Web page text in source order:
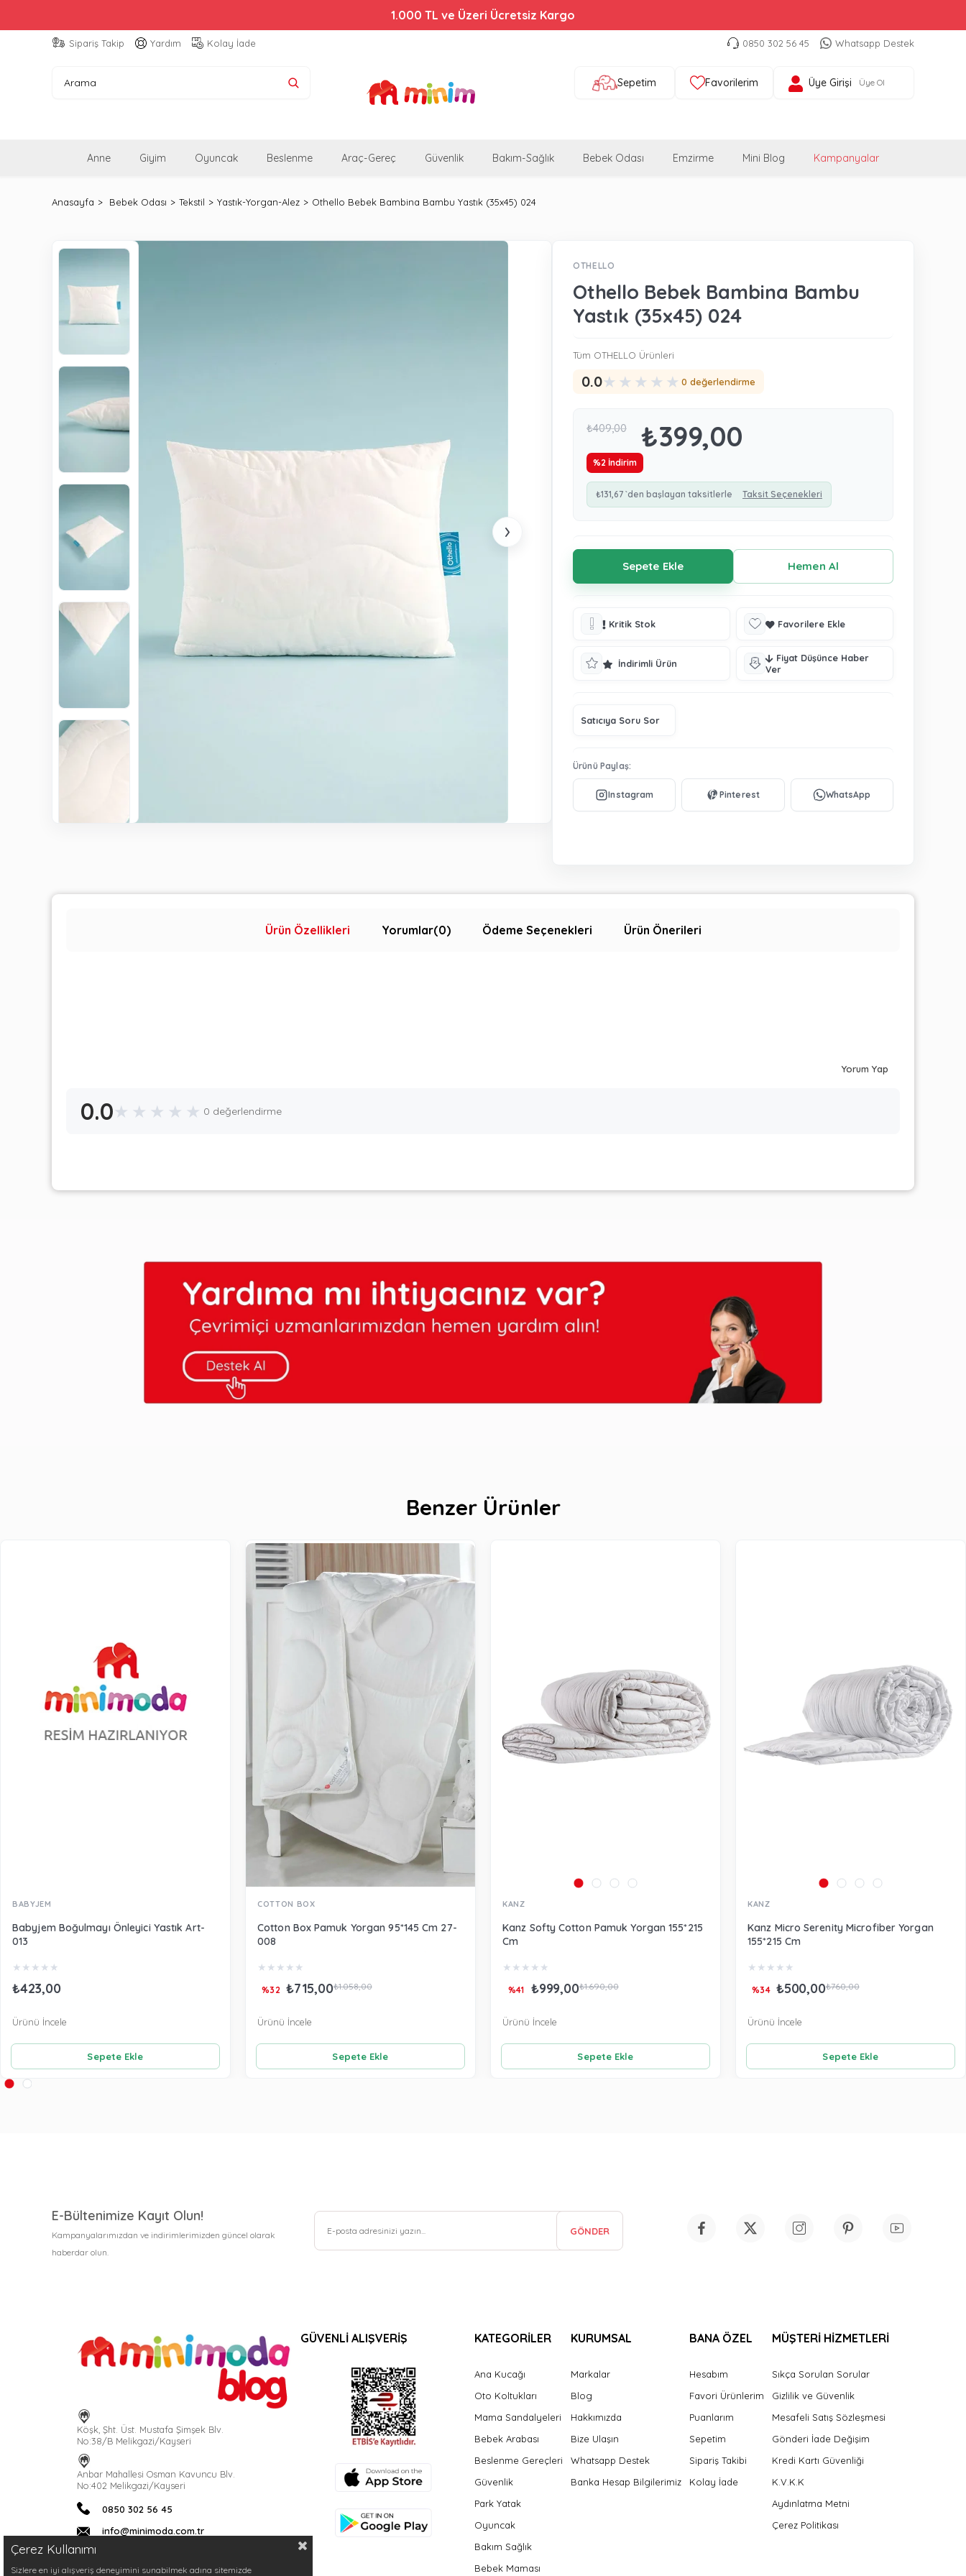
1.000 TL ve Üzeri Ücretsiz Kargo
Sipariş Takip Yardım Kolay İade 0850 302 56 45 Whatsapp Destek
Sepetim Favorilerim Üye Girişi Üye Ol
Anne Giyim Oyuncak Beslenme Araç-Gereç Güvenlik Bakım-Sağlık Bebek Odası Emzirme Mini Blog Kampanyalar
Anasayfa Bebek Odası Tekstil Yastık-Yorgan-Alez Othello Bebek Bambina Bambu Yastık (35x45) 024
›
OTHELLO
Othello Bebek Bambina Bambu
Yastık (35x45) 024
Tüm OTHELLO Ürünleri
0.0★ ★ ★ ★ ★ 0 değerlendirme
₺409,00 ₺399,00
%2 İndirim
₺131,67 `den başlayan taksitlerle Taksit Seçenekleri
Kritik Stok Favorilere Ekle
İndirimli Ürün
Fiyat Düşünce Haber
Ver
Satıcıya Soru Sor
Ürünü Paylaş:
Ürün Özellikleri Yorumlar(0) Ödeme Seçenekleri Ürün Önerileri
Yorum Yap
0.0★ ★ ★ ★ ★ 0 değerlendirme
Benzer Ürünler
BABYJEM
Babyjem Boğulmayı Önleyici Yastık Art-
013
★ ★ ★ ★ ★
₺423,00
Sepete Ekle
Ürünü İncele
COTTON BOX
Cotton Box Pamuk Yorgan 95*145 Cm 27-
008
★ ★ ★ ★ ★
₺715,00₺1.058,00
%32
Sepete Ekle
Ürünü İncele
KANZ
Kanz Softy Cotton Pamuk Yorgan 155*215
Cm
★ ★ ★ ★ ★
₺999,00₺1.690,00
%41
Sepete Ekle
Ürünü İncele
KANZ
Kanz Micro Serenity Microfiber Yorgan
155*215 Cm
★ ★ ★ ★ ★
₺500,00₺760,00
%34
Sepete Ekle
Ürünü İncele
E-Bültenimize Kayıt Olun!
Kampanyalarımızdan ve indirimlerimizden güncel olarak
haberdar olun.
GÖNDER
Köşk, Şht. Üst. Mustafa Şimşek Blv.
No:38/B Melikgazi/Kayseri
Anbar Mahallesi Osman Kavuncu Blv.
No:402 Melikgazi/Kayseri
0850 302 56 45
info@minimoda.com.tr
GÜVENLİ ALIŞVERİŞ KATEGORİLER
Ana Kucağı
Oto Koltukları
Mama Sandalyeleri
Bebek Arabası
Beslenme Gereçleri
Güvenlik
Park Yatak
Oyuncak
Bakım Sağlık
Bebek Maması
KURUMSAL
Markalar
Blog
Hakkımızda
Bize Ulaşın
Whatsapp Destek
Banka Hesap Bilgilerimiz
BANA ÖZEL
Hesabım
Favori Ürünlerim
Puanlarım
Sepetim
Sipariş Takibi
Kolay İade
MÜŞTERİ HİZMETLERİ
Sıkça Sorulan Sorular
Gizlilik ve Güvenlik
Mesafeli Satış Sözleşmesi
Gönderi İade Değişim
Kredi Kartı Güvenliği
K.V.K.K
Aydınlatma Metni
Çerez Politikası
Çerez Kullanımı
Sizlere en iyi alışveriş deneyimini sunabilmek adına sitemizde